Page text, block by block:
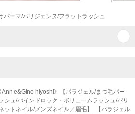
パーマ/パリジェンヌ/フラットラッシュ
hiyoshi》【パラジェル/まつ毛パー
シュ/バインドロック・ボリュームラッシュ/パリ
ットネイル/メンズネイル／眉毛】 【パラジェル